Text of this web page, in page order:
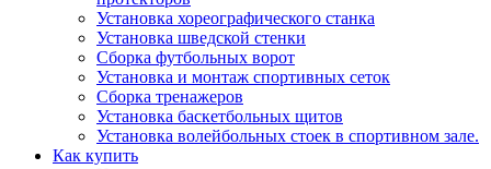
Установка хореографического станка
Установка шведской стенки
Сборка футбольных ворот
Установка и монтаж спортивных сеток
Сборка тренажеров
Установка баскетбольных щитов
Установка волейбольных стоек в спортивном зале.
Как купить